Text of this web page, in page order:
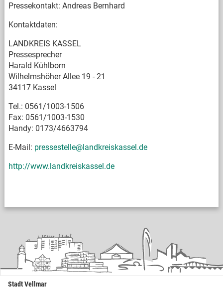
Pressekontakt: Andreas Bernhard
Kontaktdaten:
LANDKREIS KASSEL
Pressesprecher
Harald Kühlborn
Wilhelmshöher Allee 19 - 21
34117 Kassel
Tel.: 0561/1003-1506
Fax: 0561/1003-1530
Handy: 0173/4663794
E-Mail: pressestelle@landkreiskassel.de
http://www.landkreiskassel.de
Stadt Vellmar